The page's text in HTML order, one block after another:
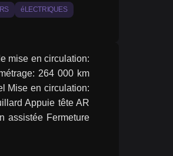
éLECTRIQUES
mise en circulation:
264 000 km
Mise en circulation:
Appuie tête AR
assistée Fermeture